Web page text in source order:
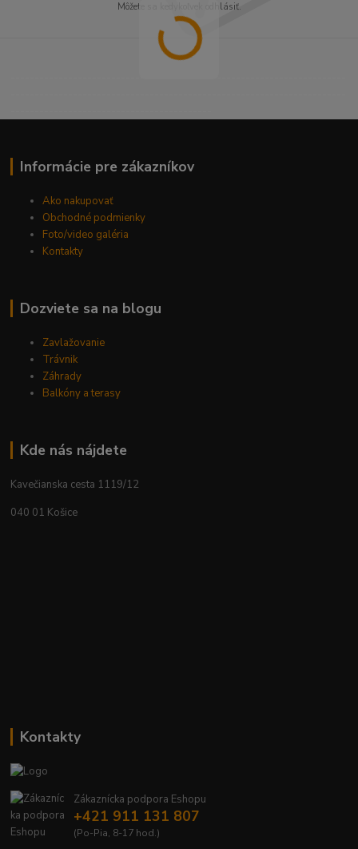
Môžete sa kedykoľvek odhlásiť.
Informácie pre zákazníkov
Ako nakupovať
Obchodné podmienky
Foto/video galéria
Kontakty
Dozviete sa na blogu
Zavlažovanie
Trávnik
Záhrady
Balkóny a terasy
Kde nás nájdete
Kavečianska cesta 1119/12
040 01 Košice
Kontakty
Zákaznícka podpora Eshopu
+421 911 131 807
(Po-Pia, 8-17 hod.)